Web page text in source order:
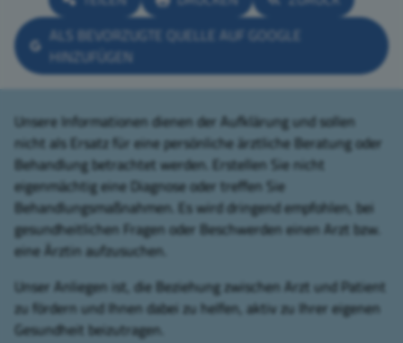
ALS BEVORZUGTE QUELLE AUF GOOGLE
HINZUFÜGEN
Unsere Informationen dienen der Aufklärung und sollen
nicht als Ersatz für eine persönliche ärztliche Beratung oder
Behandlung betrachtet werden. Erstellen Sie nicht
eigenmächtig eine Diagnose oder treffen Sie
Behandlungsmaßnahmen. Es wird dringend empfohlen, bei
gesundheitlichen Fragen oder Beschwerden einen Arzt bzw.
eine Ärztin aufzusuchen.
Unser Anliegen ist, die Beziehung zwischen Arzt und Patient
zu fördern und Ihnen dabei zu helfen, aktiv zu Ihrer eigenen
Gesundheit beizutragen.